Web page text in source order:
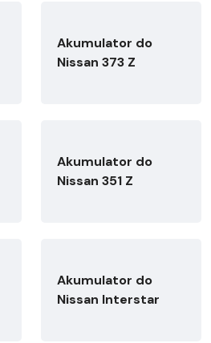
Akumulator do
Nissan 373 Z
Akumulator do
Nissan 351 Z
Akumulator do
Nissan Interstar